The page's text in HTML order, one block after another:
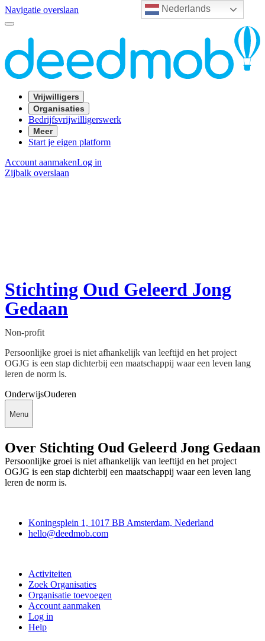
Nederlands
Navigatie overslaan
Vrijwilligers
Organisaties
Bedrijfsvrijwilligerswerk
Meer
Start je eigen platform
Account aanmakenLog in
Zijbalk overslaan
Stichting Oud Geleerd Jong
Gedaan
Non-profit
Persoonlijke groei is niet afhankelijk van leeftijd en het project
OGJG is een stap dichterbij een maatschappij waar een leven lang
leren de norm is.
OnderwijsOuderen
Menu
Over Stichting Oud Geleerd Jong Gedaan
Persoonlijke groei is niet afhankelijk van leeftijd en het project
OGJG is een stap dichterbij een maatschappij waar een leven lang
leren de norm is.
Koningsplein 1, 1017 BB Amsterdam, Nederland
hello@deedmob.com
Activiteiten
Zoek Organisaties
Organisatie toevoegen
Account aanmaken
Log in
Help